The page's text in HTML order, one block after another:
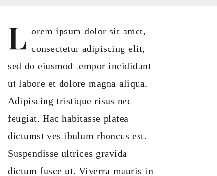
L orem ipsum dolor sit amet,
consectetur adipiscing elit,
sed do eiusmod tempor incididunt
ut labore et dolore magna aliqua.
Adipiscing tristique risus nec
feugiat. Hac habitasse platea
dictumst vestibulum rhoncus est.
Suspendisse ultrices gravida
dictum fusce ut. Viverra mauris in